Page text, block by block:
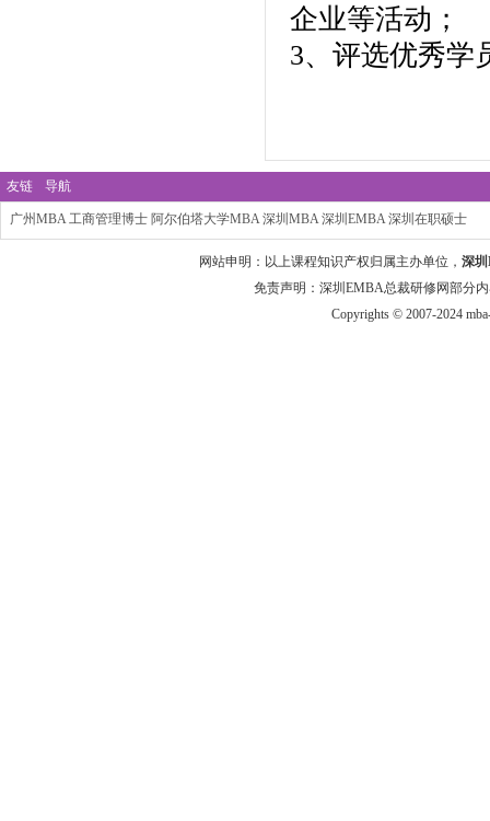
企业等活动；
3、评选优秀学
友链 导航
广州MBA 工商管理博士 阿尔伯塔大学MBA 深圳MBA 深圳EMBA 深圳在职硕士
网站申明：以上课程知识产权归属主办单位， 深
免责声明：深圳EMBA总裁研修网部分
Copyrights © 2007-2024